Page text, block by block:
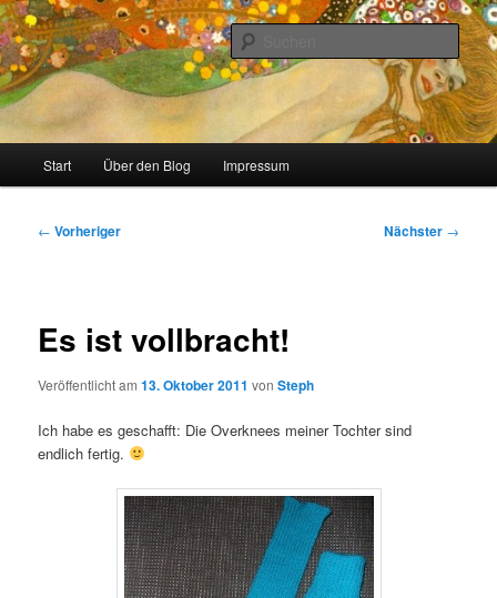
Zum
primären
Inhalt
springenmeinzigartig
Stricken, Nähen und alles was man selber machen kann
Start Über den Blog Impressum
Beitragsnavigation
← Vorheriger Nächster →
Es ist vollbracht!
Veröffentlicht am13. Oktober 2011 vonSteph
Ich habe es geschafft: Die Overknees meiner Tochter sind
endlich fertig.